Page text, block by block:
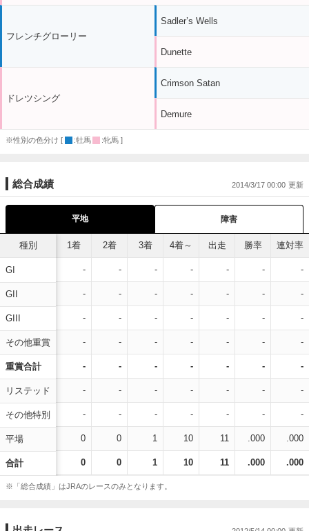
フレンチグローリー
ドレツシング
Sadler’s Wells
Dunette
Crimson Satan
Demure
※性別の色分け [ :牡馬 :牝馬 ]
総合成績 2014/3/17 00:00
平地 障害
種別
GI
GII
GIII
その他重賞
重賞合計
リステッド
その他特別
平場
合計
1着 2着 3着 4着～ 出走 勝率 連対率
- - - - - - -
- - - - - - -
- - - - - - -
- - - - - - -
- - - - - - -
- - - - - - -
- - - - - - -
0 0 1 10 11 .000 .000
0 0 1 10 11 .000 .000
※「総合成績」はJRAのレースのみとなります。